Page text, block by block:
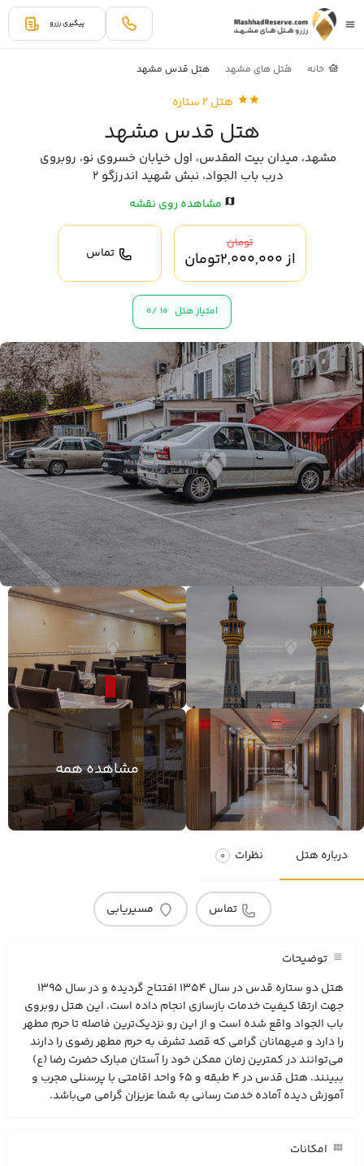
پیگیری رزرو
خانه هتل های مشهد هتل قدس مشهد
هتل 2 ستاره
هتل قدس مشهد
مشهد، میدان بیت المقدس، اول خیابان خسروی نو، روبروی
درب باب الجواد، نبش شهید اندرزگو 2
مشاهده روی نقشه
تومان
از2,000,000تومان تماس
امتیاز هتل 10 /
0
مشاهده همه
درباره هتل نظرات 0
تماس مسیریابی
توضیحات
هتل دو ستاره قدس در سال 1354 افتتاح گردیده و در سال 1395
جهت ارتقا کیفیت خدمات بازسازی انجام داده است. این هتل روبروی
باب الجواد واقع شده است و از این رو نزدیک‌ترین فاصله تا حرم مطهر
را دارد و میهمانان گرامی که قصد تشرف به حرم مطهر رضوی را دارند
می‌توانند در کمترین زمان ممکن خود را آستان مبارک حضرت رضا (ع)
ببینند. هتل قدس در 4 طبقه و 65 واحد اقامتی با پرسنلی مجرب و
آموزش دیده آماده خدمت رسانی به شما عزیزان گرامی می‌باشد.
امکانات